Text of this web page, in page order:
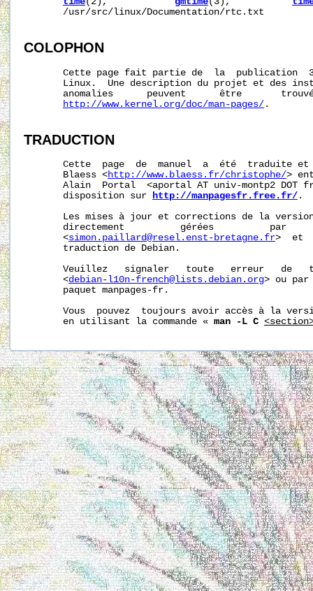
       /usr/src/linux/Documentation/rtc.txt
COLOPHON
Cette page fait partie de  la  publication
Linux.  Une description du projet et des
anomalies      peuvent      être
http://www.kernel.org/doc/man-pages/ .
TRADUCTION
Cette  page  de  manuel  a  été  traduite
       Blaess <
http://www.blaess.fr/christophe/>
Alain  Portal  <aportal AT univ-montp2 DOT
       disposition sur
http://manpagesfr.free.fr/ .
Les mises à jour et corrections de la
directement          gérées          par
       <
simon.paillard@resel.enst-bretagne.fr>  et
       traduction de Debian.
Veuillez   signaler   toute   erreur   de
       <
debian-l10n-french@lists.debian.org> ou par
       paquet manpages-fr.
Vous  pouvez  toujours avoir accès à la
       en utilisant la commande «
man -L C